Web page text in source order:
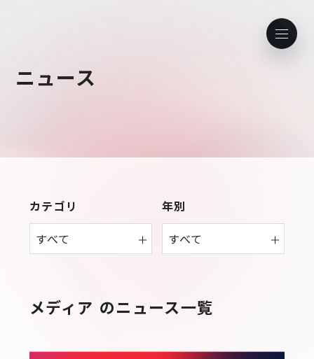
JP EN
Purpose & Mission
会社概要
事業内容
プレイド
Professional Service
IR
ニュース
カテゴリ 年別
メディア のニュース一覧